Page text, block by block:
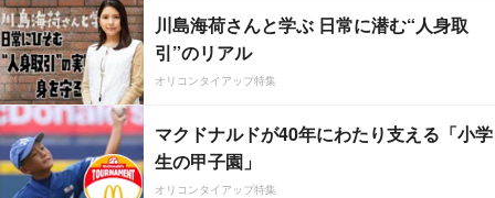
川島海荷さんと学ぶ 日常に潜む“人身取
引”のリアル
オリコンタイアップ特集
マクドナルドが40年にわたり支える「小学
生の甲子園」
オリコンタイアップ特集